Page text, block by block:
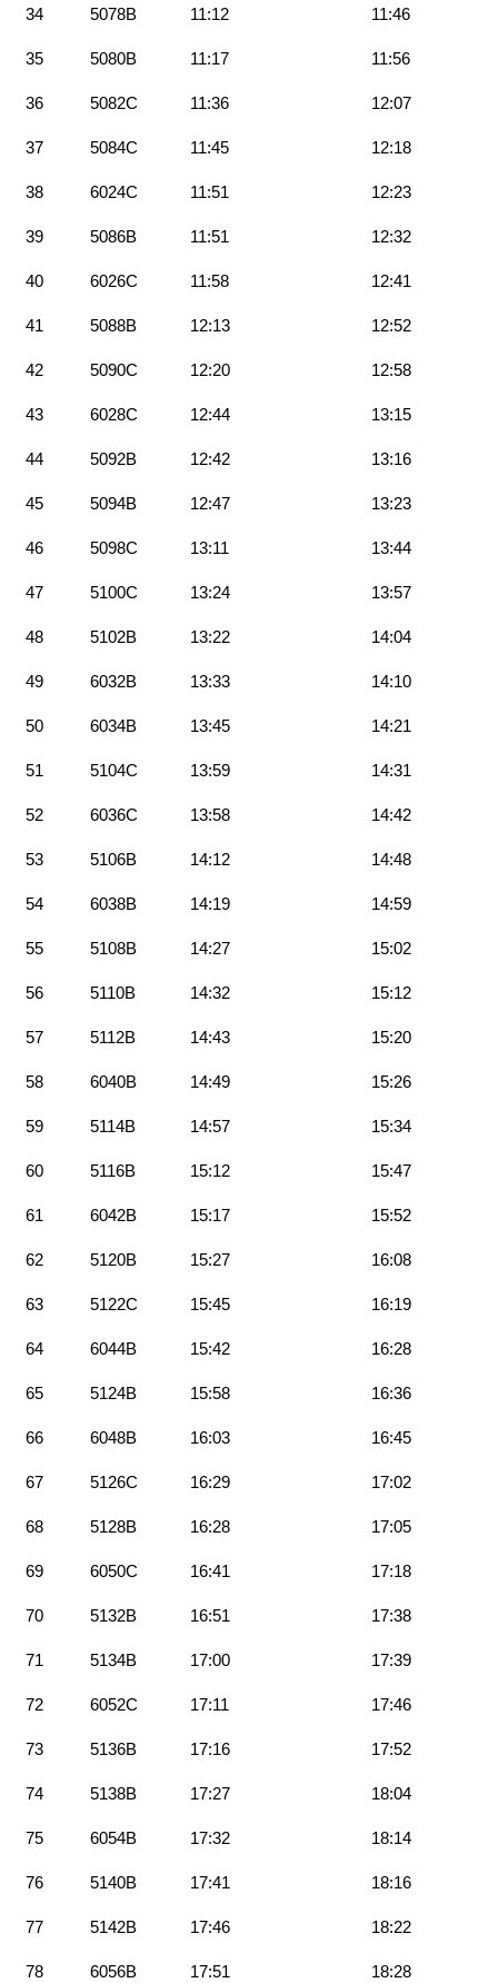
34 5078B 11:12 11:46
35 5080B 11:17 11:56
36 5082C 11:36 12:07
37 5084C 11:45 12:18
38 6024C 11:51 12:23
39 5086B 11:51 12:32
40 6026C 11:58 12:41
41 5088B 12:13 12:52
42 5090C 12:20 12:58
43 6028C 12:44 13:15
44 5092B 12:42 13:16
45 5094B 12:47 13:23
46 5098C 13:11 13:44
47 5100C 13:24 13:57
48 5102B 13:22 14:04
49 6032B 13:33 14:10
50 6034B 13:45 14:21
51 5104C 13:59 14:31
52 6036C 13:58 14:42
53 5106B 14:12 14:48
54 6038B 14:19 14:59
55 5108B 14:27 15:02
56 5110B 14:32 15:12
57 5112B 14:43 15:20
58 6040B 14:49 15:26
59 5114B 14:57 15:34
60 5116B 15:12 15:47
61 6042B 15:17 15:52
62 5120B 15:27 16:08
63 5122C 15:45 16:19
64 6044B 15:42 16:28
65 5124B 15:58 16:36
66 6048B 16:03 16:45
67 5126C 16:29 17:02
68 5128B 16:28 17:05
69 6050C 16:41 17:18
70 5132B 16:51 17:38
71 5134B 17:00 17:39
72 6052C 17:11 17:46
73 5136B 17:16 17:52
74 5138B 17:27 18:04
75 6054B 17:32 18:14
76 5140B 17:41 18:16
77 5142B 17:46 18:22
78 6056B 17:51 18:28